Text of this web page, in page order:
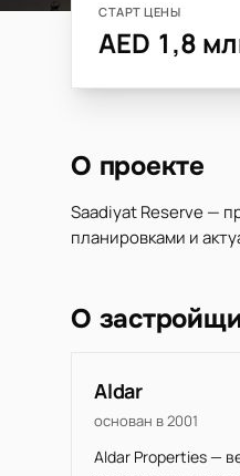
СТАРТ ЦЕНЫ
AED 1,8
О проекте
Saadiyat Reserve —
планировками и
О
Aldar
основан в 2001
Aldar Properties —